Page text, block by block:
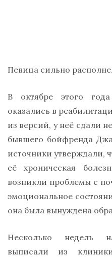
Певица сильно
В октябре этого
оказались в
из версий, у неё сдали
бывшего бойфренда
источники утверждали,
её хроническая
возникли проблемы с
эмоциональное
она была вынуждена
Несколько недель
выписали из